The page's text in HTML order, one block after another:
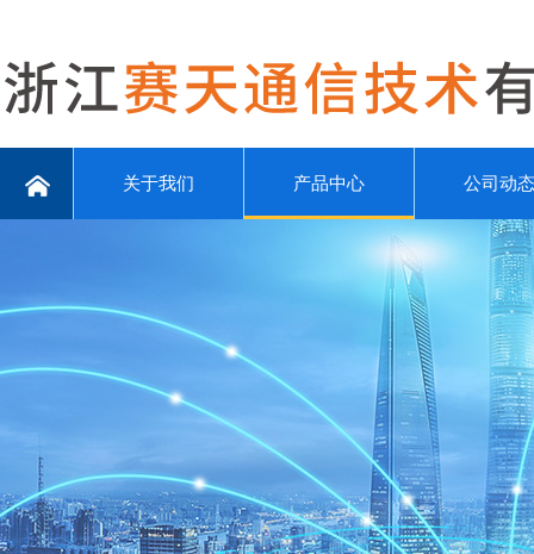
关于我们 产品中心 公司动态